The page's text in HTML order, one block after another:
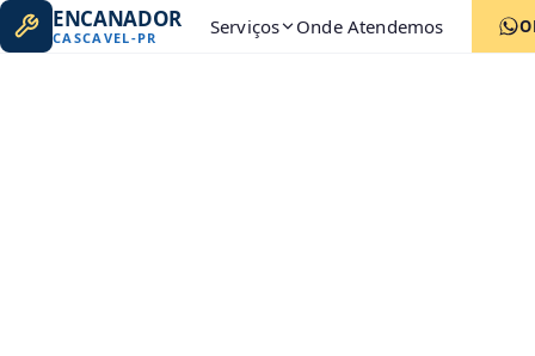
ENCANADOR
CASCAVEL-PR Serviços Onde Atendemos